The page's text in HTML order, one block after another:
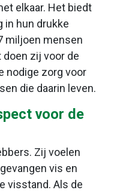
elkaar. Het biedt
in hun drukke
miljoen mensen
zij voor de
nodige zorg voor
die daarin leven.
voor de
Zij voelen
vis en
visstand. Als de